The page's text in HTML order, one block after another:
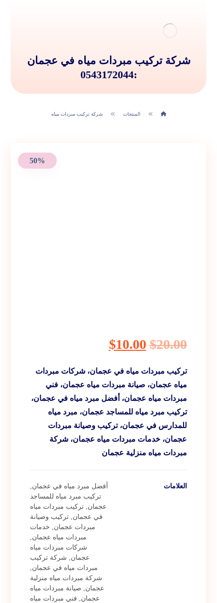
شركة تركيب مبردات مياه في عجمان
:0543172044
المنتجات شركة تركيب مبردات مياه
50%
$20.00
$10.00
تركيب مبردات مياه في عجمان، شركات مبردات
مياه عجمان، صيانة مبردات مياه عجمان، فني
مبردات مياه عجمان، أفضل مبرد مياه في عجمان،
تركيب مبرد مياه للمساجد عجمان، مبرد مياه
للمدارس في عجمان، تركيب وصيانة مبردات
عجمان، خدمات مبردات مياه عجمان، شركة
مبردات مياه منزلية عجمان
العلامات أفضل مبرد مياه في عجمان
تركيب مبرد مياه للمساجد
عجمان تركيب مبردات مياه
في عجمان تركيب وصيانة
مبردات عجمان
خدمات
مبردات مياه عجمان
شركات مبردات مياه
عجمان
شركة تركيب
مبردات مياه في عجمان
شركة مبردات مياه منزلية
عجمان
صيانة مبردات مياه
عجمان
فني مبردات مياه